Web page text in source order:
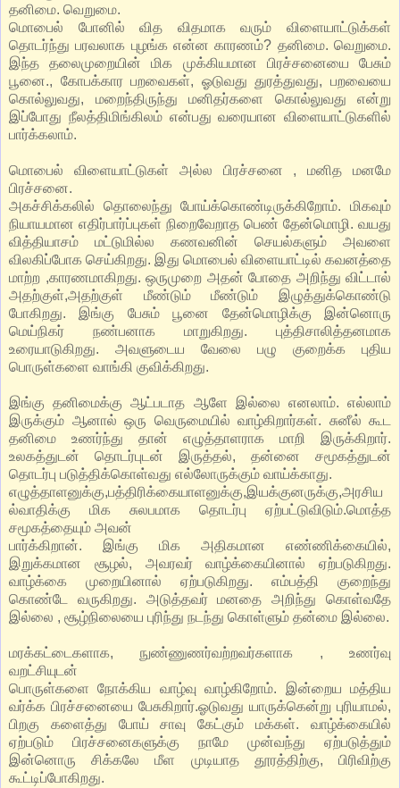
தனிமை. வெறுமை.
மொபைல் போனில் வித விதமாக வரும் விளையாட்டுக்கள்
தொடர்ந்து பரவலாக புழங்க என்ன காரணம்? தனிமை. வெறுமை.
இந்த தலைமுறையின் மிக முக்கியமான பிரச்சனையை பேசும்
பூனை., கோபக்கார பறவைகள், ஓடுவது துரத்துவது, பறவையை
கொல்லுவது, மறைந்திருந்து மனிதர்களை கொல்லுவது என்று
இப்போது நீலத்திமிங்கிலம் என்பது வரையான விளையாட்டுகளில்
பார்க்கலாம்.
மொபைல் விளையாட்டுகள் அல்ல பிரச்சனை , மனித மனமே
பிரச்சனை.
அகச்சிக்கலில் தொலைந்து போய்க்கொண்டிருக்கிறோம். மிகவும்
நியாயமான எதிர்பார்ப்புகள் நிறைவேறாத பெண் தேன்மொழி. வயது
வித்தியாசம் மட்டுமில்ல கணவனின் செயல்களும் அவளை
விலகிப்போக செய்கிறது. இது மொபைல் விளையாட்டில் கவனத்தை
மாற்ற ,காரணமாகிறது. ஒருமுறை அதன் போதை அறிந்து விட்டால்
அதற்குள்,அதற்குள் மீண்டும் மீண்டும் இழுத்துக்கொண்டு
போகிறது. இங்கு பேசும் பூனை தேன்மொழிக்கு இன்னொரு
மெய்நிகர் நண்பனாக மாறுகிறது. புத்திசாலித்தனமாக
உரையாடுகிறது. அவளுடைய வேலை பழு குறைக்க புதிய
பொருள்களை வாங்கி குவிக்கிறது.
இங்கு தனிமைக்கு ஆட்படாத ஆளே இல்லை எனலாம். எல்லாம்
இருக்கும் ஆனால் ஒரு வெருமையில் வாழ்கிறார்கள். சுனீல் கூட
தனிமை உணர்ந்து தான் எழுத்தாளராக மாறி இருக்கிறார்.
உலகத்துடன் தொடர்புடன் இருத்தல், தன்னை சமூகத்துடன்
தொடர்பு படுத்திக்கொள்வது எல்லோருக்கும் வாய்க்காது.
எழுத்தாளனுக்கு,பத்திரிக்கையாளனுக்கு,இயக்குனருக்கு,அரசிய
ல்வாதிக்கு மிக சுலபமாக தொடர்பு ஏற்பட்டுவிடும்.மொத்த
சமூகத்தையும் அவன்
பார்க்கிறான். இங்கு மிக அதிகமான எண்ணிக்கையில்,
இறுக்கமான சூழல், அவரவர் வாழ்க்கையினால் ஏற்படுகிறது.
வாழ்க்கை முறையினால் ஏற்படுகிறது. எம்பத்தி குறைந்து
கொண்டே வருகிறது. அடுத்தவர் மனதை அறிந்து கொள்வதே
இல்லை , சூழ்நிலையை புரிந்து நடந்து கொள்ளும் தன்மை இல்லை.
மரக்கட்டைகளாக, நுண்ணுணர்வற்றவர்களாக , உணர்வு
வறட்சியுடன்
பொருள்களை நோக்கிய வாழ்வு வாழ்கிறோம். இன்றைய மத்திய
வர்க்க பிரச்சனையை பேசுகிறார்.ஓடுவது யாருக்கென்று புரியாமல்,
பிறகு களைத்து போய் சாவு கேட்கும் மக்கள். வாழ்க்கையில்
ஏற்படும் பிரச்சனைகளுக்கு நாமே முன்வந்து ஏற்படுத்தும்
இன்னொரு சிக்கலே மீள முடியாத தூரத்திற்கு, பிரிவிற்கு
கூட்டிப்போகிறது.